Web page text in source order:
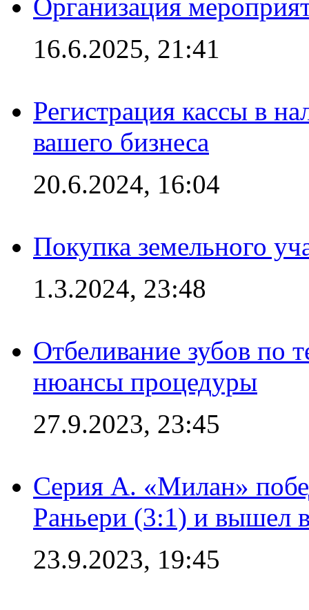
Организация
16.6.2025, 21:41
Регистрация кассы в
вашего бизнеса
20.6.2024, 16:04
Покупка земельного
1.3.2024, 23:48
Отбеливание зубов по
нюансы процедуры
27.9.2023, 23:45
Серия А. «Милан»
Раньери (3:1) и вышел
23.9.2023, 19:45